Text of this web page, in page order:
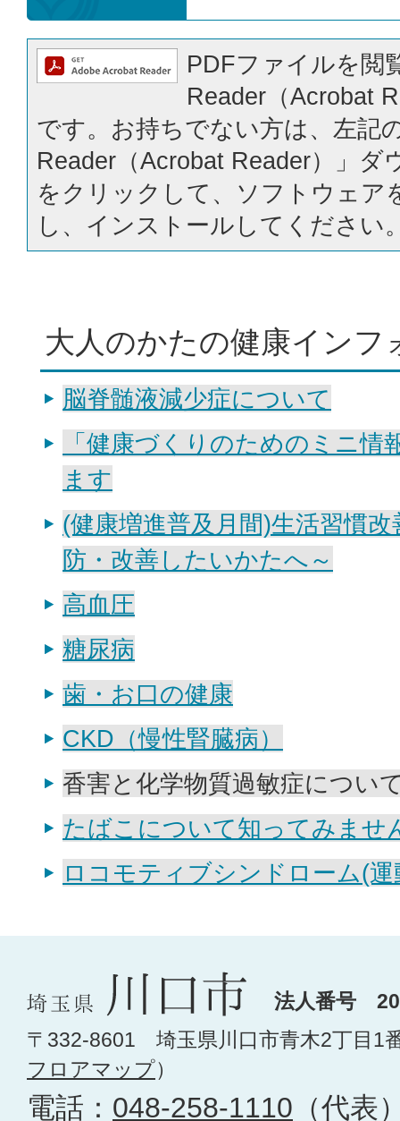
PDFファイルを閲
Reader（Acrobat
です。お持ちでない方は、左記
Reader（Acrobat Reader）」ダ
をクリックして、ソフトウェア
し、インストールしてください
大人のかたの健康インフ
脳脊髄液減少症について
「健康づくりのためのミニ情
ます
(健康増進普及月間)生活習慣
防・改善したいかたへ～
高血圧
糖尿病
歯・お口の健康
CKD（慢性腎臓病）
香害と化学物質過敏症につい
たばこについて知ってみませ
ロコモティブシンドローム(
法人番号
〒332-8601 埼玉県川口市青木2丁目1
フロアマップ）
電話： 048-258-1110 （代表